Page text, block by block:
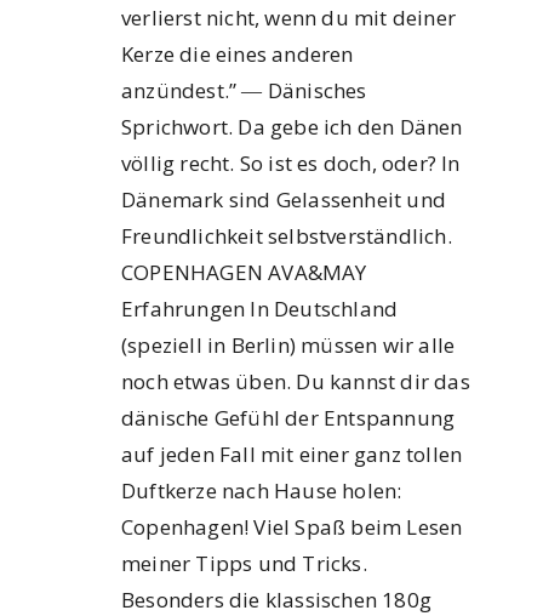
verlierst nicht, wenn du mit deiner
Kerze die eines anderen
anzündest.” ― Dänisches
Sprichwort. Da gebe ich den Dänen
völlig recht. So ist es doch, oder? In
Dänemark sind Gelassenheit und
Freundlichkeit selbstverständlich.
COPENHAGEN AVA&MAY
Erfahrungen In Deutschland
(speziell in Berlin) müssen wir alle
noch etwas üben. Du kannst dir das
dänische Gefühl der Entspannung
auf jeden Fall mit einer ganz tollen
Duftkerze nach Hause holen:
Copenhagen! Viel Spaß beim Lesen
meiner Tipps und Tricks.
Besonders die klassischen 180g